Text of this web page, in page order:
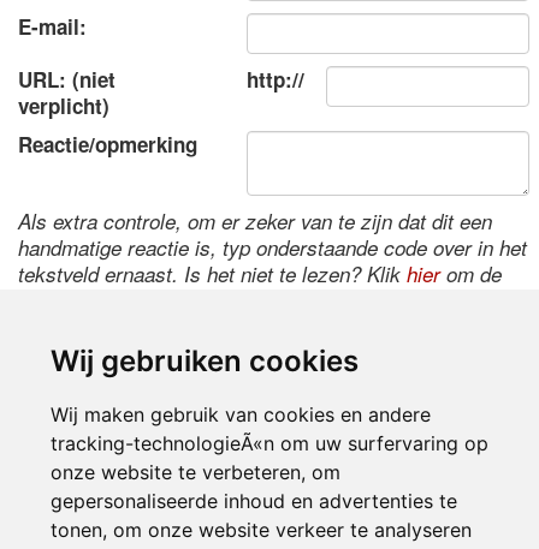
Wij gebruiken cookies
Wij maken gebruik van cookies en andere
tracking-technologieÃ«n om uw surfervaring op
onze website te verbeteren, om
gepersonaliseerde inhoud en advertenties te
tonen, om onze website verkeer te analyseren
E-mail:
URL: (niet
verplicht)
http://
Reactie/opmerking
Als extra controle, om er zeker van te zijn dat dit een
handmatige reactie is, typ onderstaande code over in het
tekstveld ernaast. Is het niet te lezen? Klik hierom de